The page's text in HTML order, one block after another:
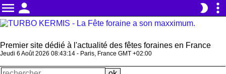
menu person brightness_2 more_vert
Premier site dédié à l'actualité des fêtes foraines en France
Jeudi 6 Août 2026 08:43:15 - Paris, France GMT +02:00